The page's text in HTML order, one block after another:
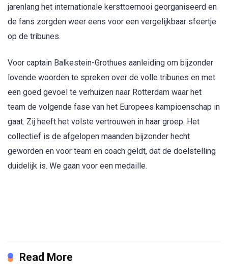
jarenlang het internationale kersttoernooi georganiseerd en
de fans zorgden weer eens voor een vergelijkbaar sfeertje
op de tribunes.
Voor captain Balkestein-Grothues aanleiding om bijzonder
lovende woorden te spreken over de volle tribunes en met
een goed gevoel te verhuizen naar Rotterdam waar het
team de volgende fase van het Europees kampioenschap in
gaat. Zij heeft het volste vertrouwen in haar groep. Het
collectief is de afgelopen maanden bijzonder hecht
geworden en voor team en coach geldt, dat de doelstelling
duidelijk is. We gaan voor een medaille.
Read More